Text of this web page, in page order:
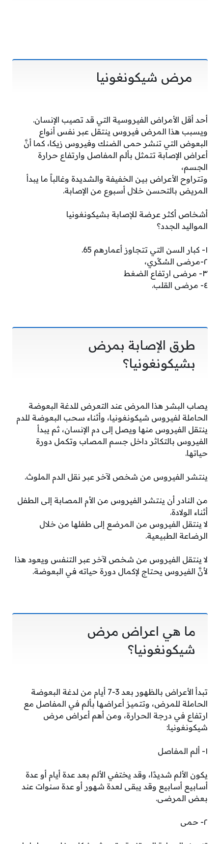
مرض شيكونغونيا
أحد أقل الأمراض الفيروسية التي قد تصيب الإنسان.
ويسبب هذا المرض فيروس ينتقل عبر نفس أنواع
البعوض التي تنشر حمى الضنك وفيروس زيكا، كما أنَّ
أعراض الإصابة تتمثل بألم المفاصل وارتفاع حرارة
الجسم،
وتتراوح الأعراض بين الخفيفة والشديدة وغالباً ما يبدأ
المريض بالتحسن خلال أسبوع من الإصابة.
أشخاص أكثر عرضة للإصابة بشيكونغونيا
المواليد الجدد؟
١- كبار السن التي تتجاوز أعمارهم 65.
٢-مرضى السُكًري،
٣- مرضى ارتفاع الضغط
٤- مرضى القلب.
طرق الإصابة بمرض
بشيكونغونيا؟
يصاب البشر هذا المرض عند التعرض للدغة البعوضة
الحاملة لفيروس شيكونغونيا، وأثناء سحب البعوضة للدم
ينتقل الفيروس منها ويصل إلى دم الإنسان، ثم يبدأ
الفيروس بالتكاثر داخل جسم المصاب وتكمل دورة
حياتها.
ينتشر الفيروس من شخص لآخر عبر نقل الدم الملوث.
من النادر أن ينتشر الفيروس من الأم المصابة إلى الطفل
أثناء الولادة.
لا ينتقل الفيروس من المرضع إلى طفلها من خلال
الرضاعة الطبيعية.
لا ينتقل الفيروس من شخص لآخر عبر التنفس ويعود هذا
لأنَّ الفيروس يحتاج لإكمال دورة حياته في البعوضة.
ما هي اعراض مرض
شيكونغونيا؟
تبدأ الأعراض بالظهور بعد 3-7 أيام من لدغة البعوضة
الحاملة للمرض، وتتميز أعراضها بألم في المفاصل مع
ارتفاع في درجة الحرارة، ومن أهم أعراض مرض
شيكونغونيا:
١- ألم المفاصل
يكون الألم شديدًا، وقد يختفي الألم بعد عدة أيام أو عدة
أسابيع أسابيع وقد يبقى لعدة شهور أو عدة سنوات عند
بعض المرضى.
٢- حمى